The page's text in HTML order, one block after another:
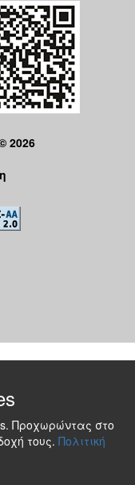
2026
Προχωρώντας στο
τους. Πολιτική